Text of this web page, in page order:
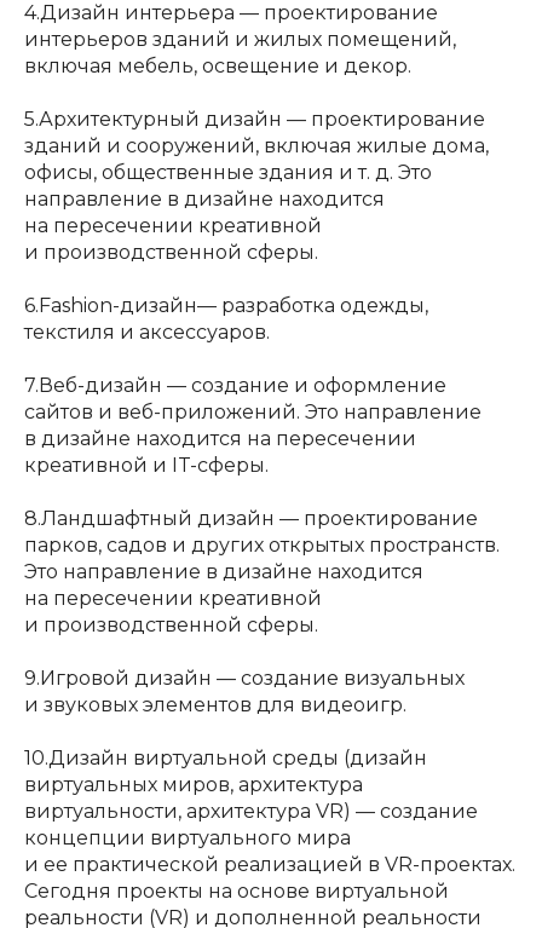
4.Дизайн интерьера — проектирование
интерьеров зданий и жилых помещений,
включая мебель, освещение и декор.
5.Архитектурный дизайн — проектирование
зданий и сооружений, включая жилые дома,
офисы, общественные здания и т. д. Это
направление в дизайне находится
на пересечении креативной
и производственной сферы.
6.Fashion-дизайн— разработка одежды,
текстиля и аксессуаров.
7.Веб-дизайн — создание и оформление
сайтов и веб-приложений. Это направление
в дизайне находится на пересечении
креативной и IT-сферы.
8.Ландшафтный дизайн — проектирование
парков, садов и других открытых пространств.
Это направление в дизайне находится
на пересечении креативной
и производственной сферы.
9.Игровой дизайн — создание визуальных
и звуковых элементов для видеоигр.
10.Дизайн виртуальной среды (дизайн
виртуальных миров, архитектура
виртуальности, архитектура VR) — создание
концепции виртуального мира
и ее практической реализацией в VR-проектах.
Сегодня проекты на основе виртуальной
реальности (VR) и дополненной реальности